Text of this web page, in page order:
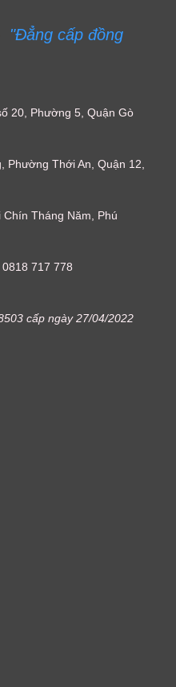
"Đẳng cấp đồng
20, Phường 5, Quận Gò
Phường Thới An, Quận 12,
Tháng Năm, Phú
717 778
cấp ngày 27/04/2022